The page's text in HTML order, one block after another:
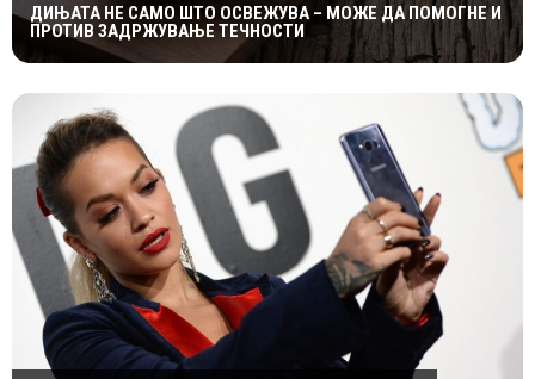
ДИЊАТА НЕ САМО ШТО ОСВЕЖУВА – МОЖЕ ДА ПОМОГНЕ И
ПРОТИВ ЗАДРЖУВАЊЕ ТЕЧНОСТИ